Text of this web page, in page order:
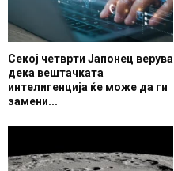
Секој четврти Јапонец верува
дека вештачката
интелигенција ќе може да ги
замени...